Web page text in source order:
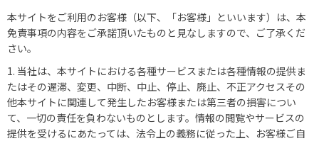
本サイトをご利用のお客様（以下、「お客様」といいます）は、本
免責事項の内容をご承諾頂いたものと見なしますので、ご了承くだ
さい。
1. 当社は、本サイトにおける各種サービスまたは各種情報の提供ま
たはその遅滞、変更、中断、中止、停止、廃止、不正アクセスその
他本サイトに関連して発生したお客様または第三者の損害につい
て、一切の責任を負わないものとします。情報の閲覧やサービスの
提供を受けるにあたっては、法令上の義務に従った上、お客様ご自